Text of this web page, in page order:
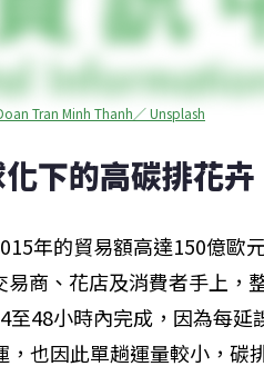
Tran Minh Thanh／ Unsplash
下的高碳排花卉
年的貿易額高達150億歐
商、花店及消費者手上，
48小時內完成，因為每延
也因此單趟運量較小，碳